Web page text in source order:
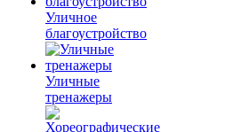
Уличное
благоустройство
Уличные
тренажеры